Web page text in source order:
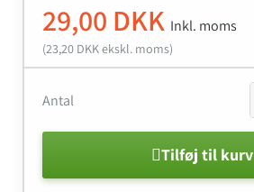
29,00 DKK Inkl. moms
(23,20 DKK ekskl. moms)
Antal
Tilføj til kurv